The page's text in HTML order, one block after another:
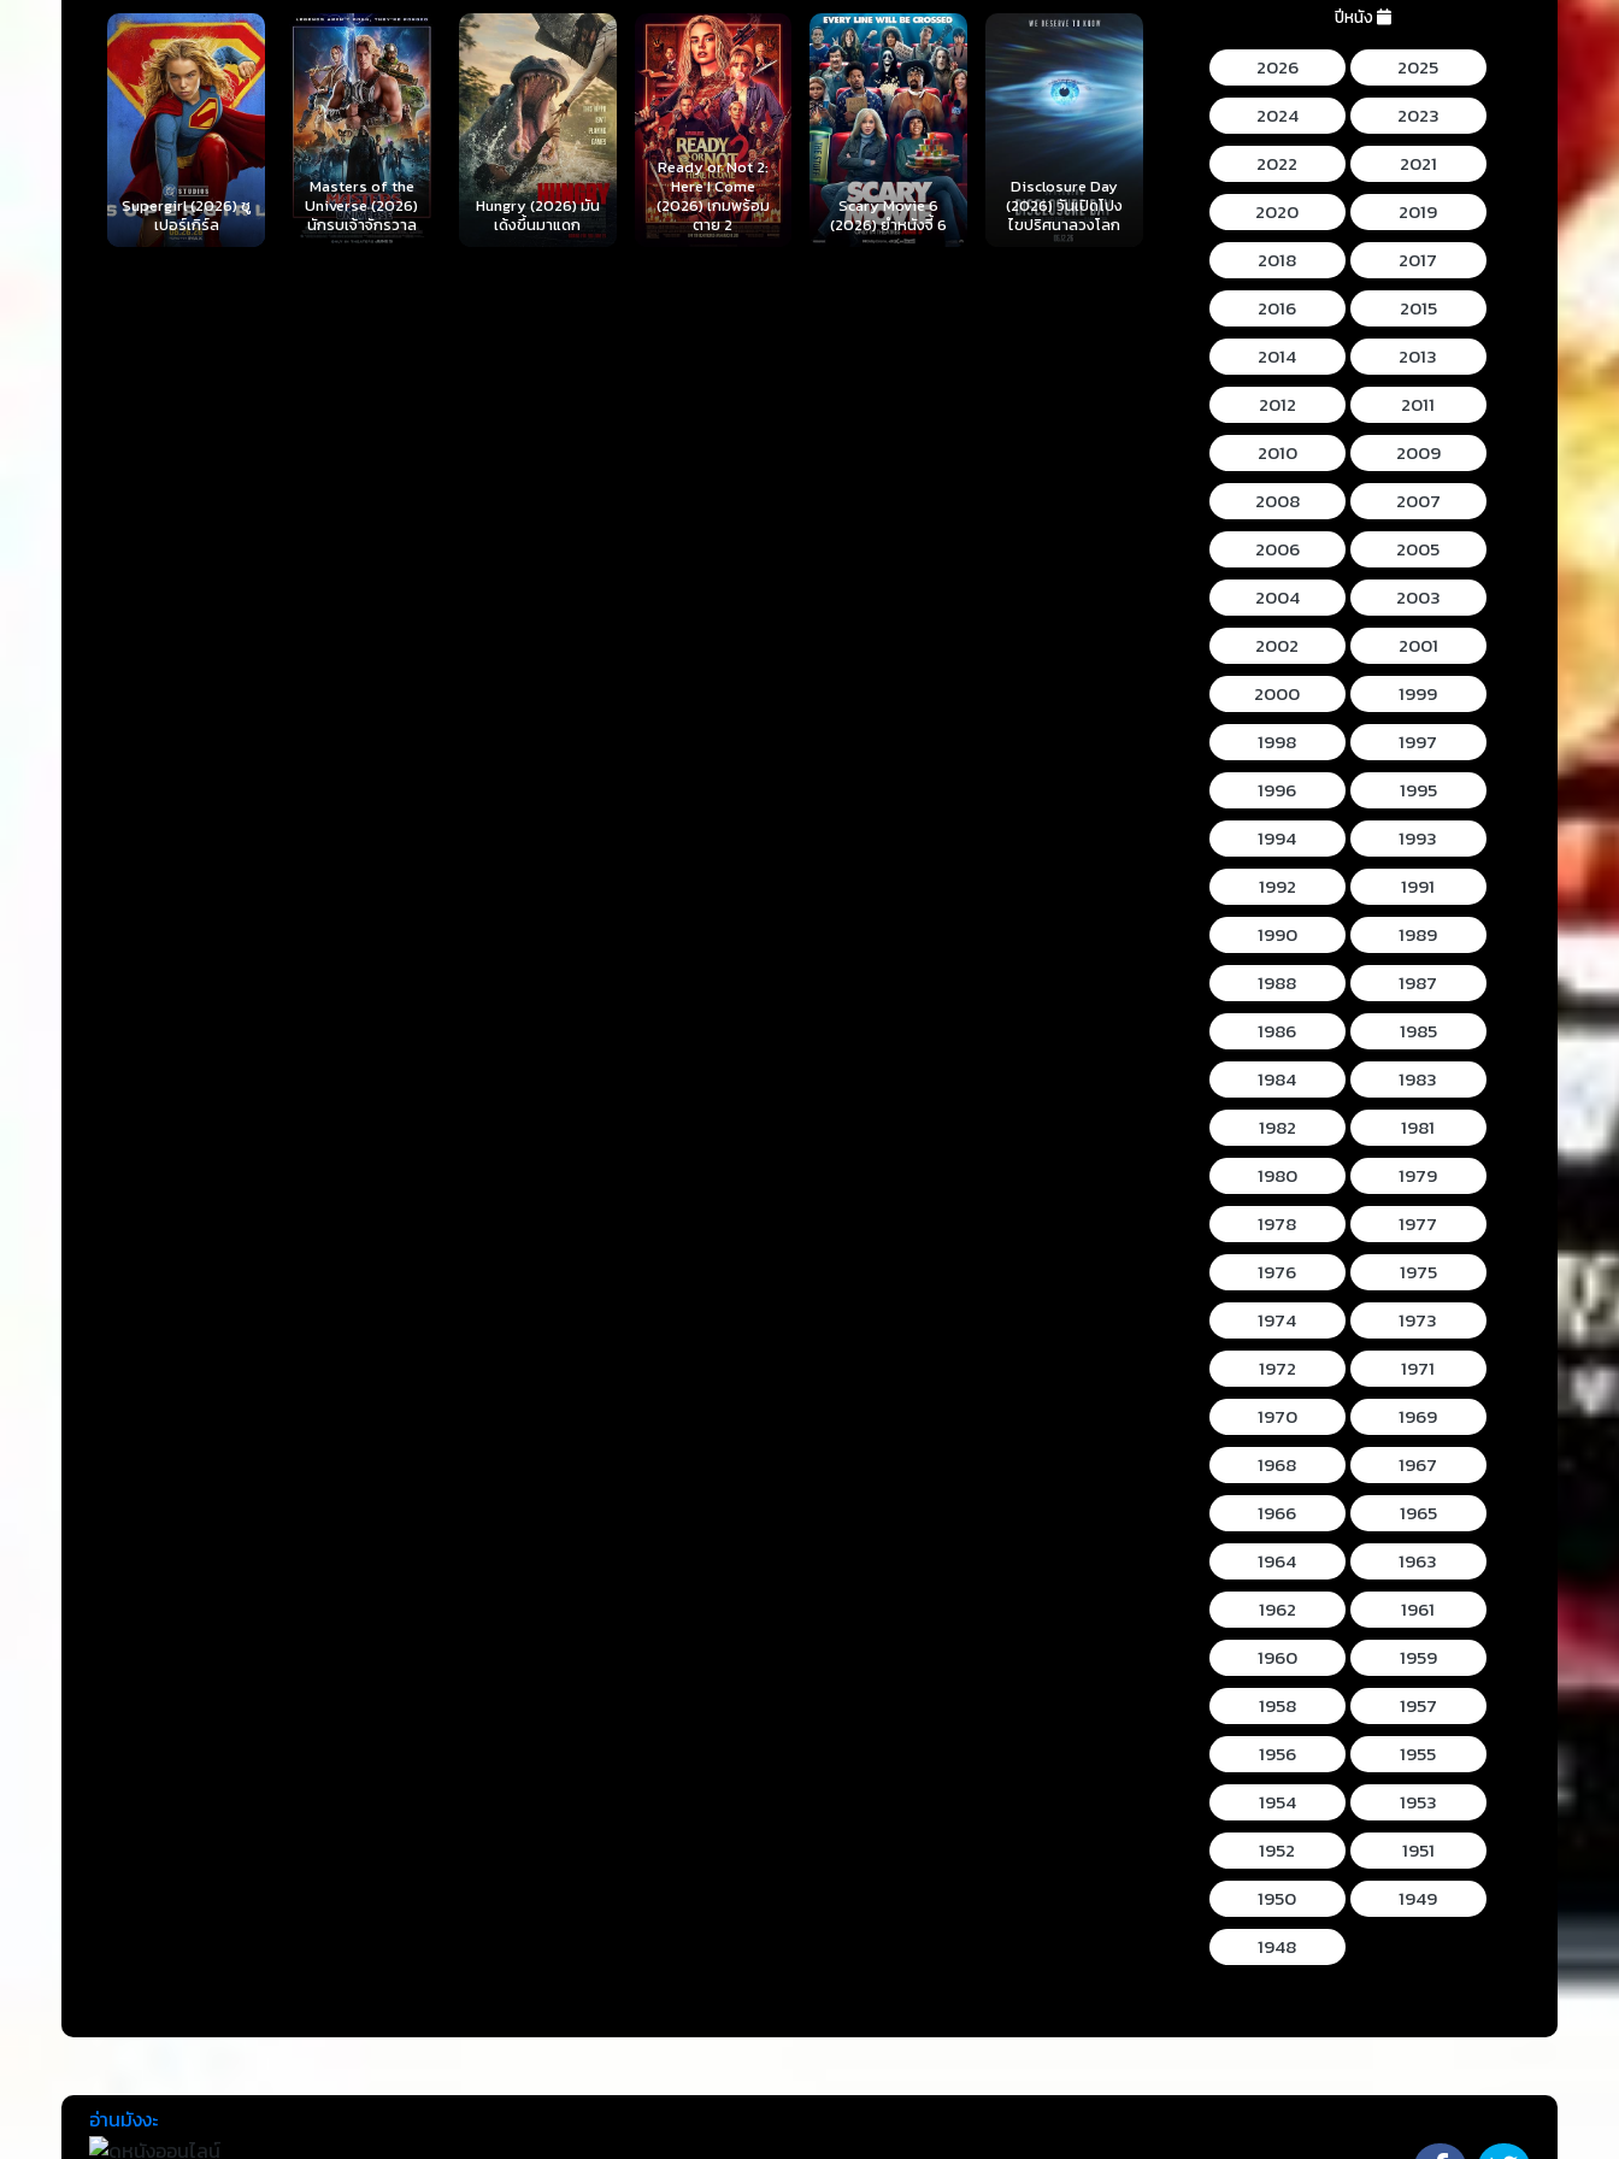
Masters of the
Universe (2026)
นักรบเจ้าจักรวาล
Hungry (2026) มัน
เด้งขึ้นมาแดก
Ready or Not 2:
Here I Come
(2026) เกมพร้อม
ตาย 2
Scary Movie 6
(2026) ยำหนังจี้ 6
Disclosure Day
(2026) วันเปิดโปง
ไขปริศนาลวงโลก
Backrooms (2026)
นรกห้องลับ
Hokum (2026) ห้อง
กุมวิญญาณ
Mortal Kombat II
(2026) มอร์ทัล คอม
แบท 2
Lee
Mummy
โครนิน เดอ
ปีหนัง
2026
2025
2024
2023
2022
2021
2020
2019
2018
2017
2016
2015
2014
2013
2012
2011
2010
2009
2008
2007
2006
2005
2004
2003
2002
2001
2000
1999
1998
1997
1996
1995
1994
1993
1992
1991
1990
1989
1988
1987
1986
1985
1984
1983
1982
1981
1980
1979
1978
1977
1976
1975
1974
1973
1972
1971
1970
1969
1968
1967
1966
1965
1964
1963
1962
1961
1960
1959
1958
1957
1956
1955
1954
1953
1952
1951
1950
1949
1948
อ่านมังงะ